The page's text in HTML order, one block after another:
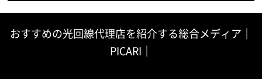
おすすめの光回線代理店を紹介する総合メディア｜
PICARI｜